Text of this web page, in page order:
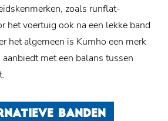
zoals runflat-
het voertuig ook na een lekke band
het algemeen is Kumho een merk
met een balans tussen
BANDEN